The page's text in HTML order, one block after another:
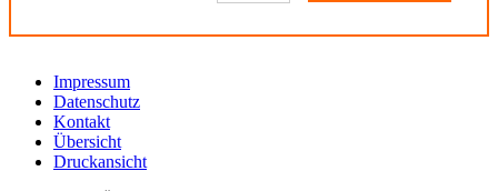
Impressum
Datenschutz
Kontakt
Übersicht
Druckansicht